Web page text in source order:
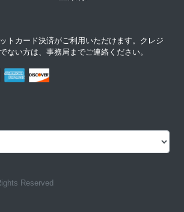
トカード決済がご利用いただけます。クレジ
ない方は、事務局までご連絡ください。
Reserved